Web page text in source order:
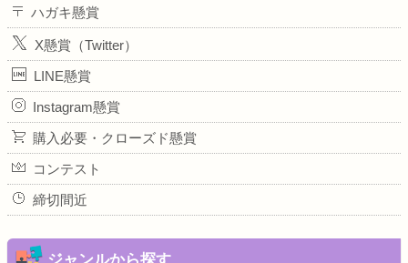
ハガキ懸賞
X懸賞（Twitter）
LINE懸賞
Instagram懸賞
購入必要・クローズド懸賞
コンテスト
締切間近